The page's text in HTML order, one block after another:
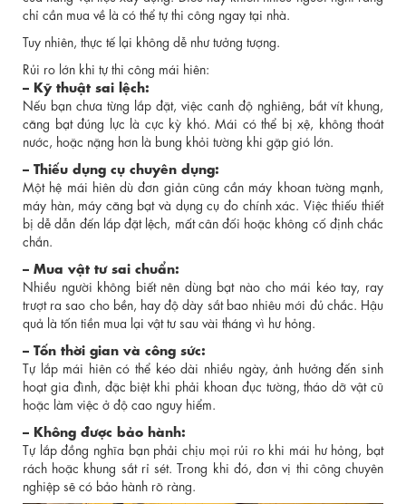
chỉ cần mua về là có thể tự thi công ngay tại nhà.
Tuy nhiên, thực tế lại không dễ như tưởng tượng.
Rủi ro lớn khi tự thi công mái hiên:
– Kỹ thuật sai lệch:
Nếu bạn chưa từng lắp đặt, việc canh độ nghiêng, bắt vít khung,
căng bạt đúng lực là cực kỳ khó. Mái có thể bị xệ, không thoát
nước, hoặc nặng hơn là bung khỏi tường khi gặp gió lớn.
– Thiếu dụng cụ chuyên dụng:
Một hệ mái hiên dù đơn giản cũng cần máy khoan tường mạnh,
máy hàn, máy căng bạt và dụng cụ đo chính xác. Việc thiếu thiết
bị dễ dẫn đến lắp đặt lệch, mất cân đối hoặc không cố định chắc
chắn.
– Mua vật tư sai chuẩn:
Nhiều người không biết nên dùng bạt nào cho mái kéo tay, ray
trượt ra sao cho bền, hay độ dày sắt bao nhiêu mới đủ chắc. Hậu
quả là tốn tiền mua lại vật tư sau vài tháng vì hư hỏng.
– Tốn thời gian và công sức:
Tự lắp mái hiên có thể kéo dài nhiều ngày, ảnh hưởng đến sinh
hoạt gia đình, đặc biệt khi phải khoan đục tường, tháo dỡ vật cũ
hoặc làm việc ở độ cao nguy hiểm.
– Không được bảo hành:
Tự lắp đồng nghĩa bạn phải chịu mọi rủi ro khi mái hư hỏng, bạt
rách hoặc khung sắt rỉ sét. Trong khi đó, đơn vị thi công chuyên
nghiệp sẽ có bảo hành rõ ràng.